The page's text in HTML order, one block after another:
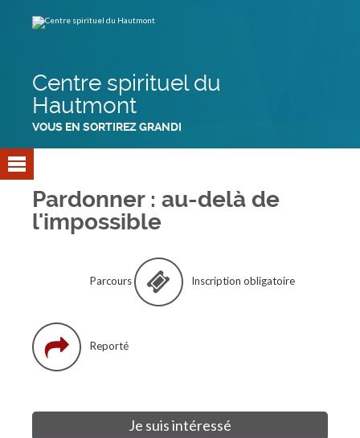
contenu.
Centre spirituel du
Hautmont
VOUS EN SORTIREZ GRANDI
Pardonner : au-delà de
l'impossible
Parcours Inscription obligatoire
Reporté
Je suis intéressé